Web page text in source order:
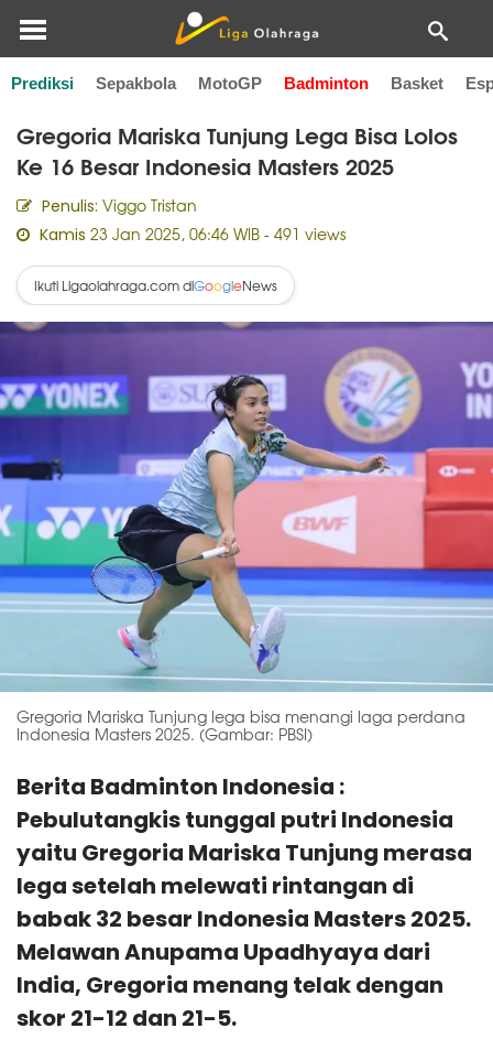
Prediksi Sepakbola MotoGP Badminton Basket
Home Badminton
Gregoria Mariska Tunjung Lega Bisa Lolos
Ke 16 Besar Indonesia Masters 2025
Penulis: Viggo Tristan
Kamis 23 Jan 2025, 06:46 WIB - 491 views
Ikuti Ligaolahraga.com diGoogleNews
Gregoria Mariska Tunjung lega bisa menangi laga perdana
Indonesia Masters 2025. (Gambar: PBSI)
Berita Badminton Indonesia :
Pebulutangkis tunggal putri Indonesia
yaitu Gregoria Mariska Tunjung merasa
lega setelah melewati rintangan di
babak 32 besar Indonesia Masters 2025.
Melawan Anupama Upadhyaya dari
India, Gregoria menang telak dengan
skor 21-12 dan 21-5.